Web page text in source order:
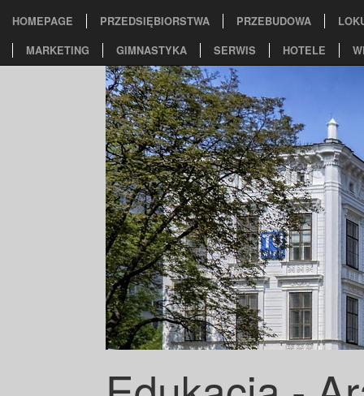
HOMEPAGE PRZEDSIĘBIORSTWA PRZEBUDOWA
MARKETING
GIMNASTYKA SERWIS HOTELE